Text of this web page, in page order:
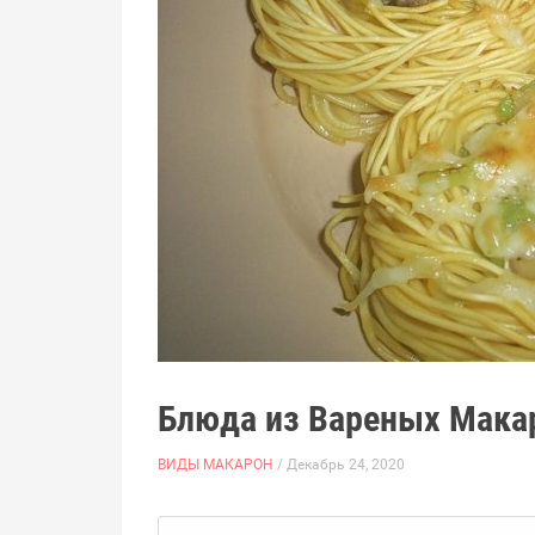
Блюда из Вареных
ВИДЫ МАКАРОН / Декабрь 24, 2020